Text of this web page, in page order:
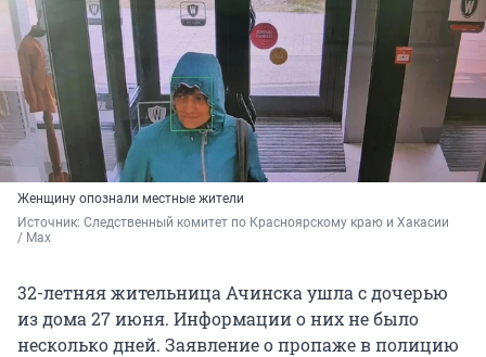
Женщину опознали местные жители
Источник: Следственный комитет по Красноярскому краю и Хакасии
/ Max
32-летняя жительница Ачинска ушла с дочерью
из дома 27 июня. Информации о них не было
несколько дней. Заявление о пропаже в полицию